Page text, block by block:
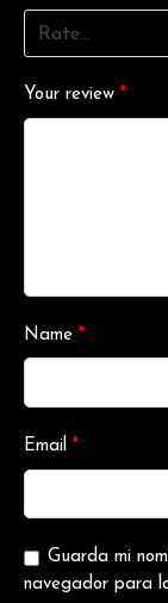
Your review *
Name *
Email *
Guarda mi
navegador para